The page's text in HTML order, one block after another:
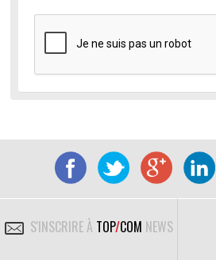
S'INSCRIRE À TOP/COM NEWS